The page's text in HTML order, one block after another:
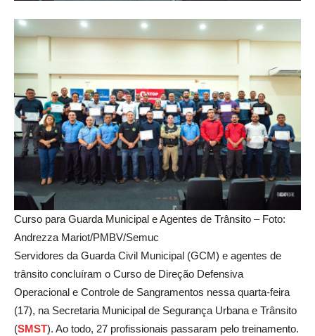
Curso para Guarda Municipal e Agentes de Trânsito – Foto:
Andrezza Mariot/PMBV/Semuc
Servidores da Guarda Civil Municipal (GCM) e agentes de
trânsito concluíram o Curso de Direção Defensiva
Operacional e Controle de Sangramentos nessa quarta-feira
(17), na Secretaria Municipal de Segurança Urbana e Trânsito
(SMST). Ao todo, 27 profissionais passaram pelo treinamento.